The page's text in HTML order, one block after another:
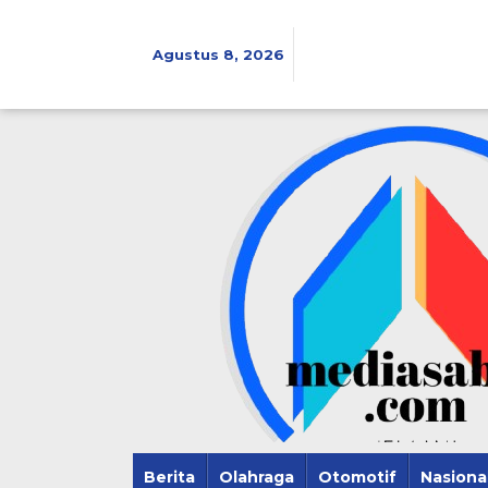
Agustus 8, 2026
Berita Olahraga Otomotif